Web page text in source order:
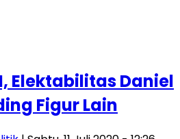
Elektabilitas Daniel
Figur Lain